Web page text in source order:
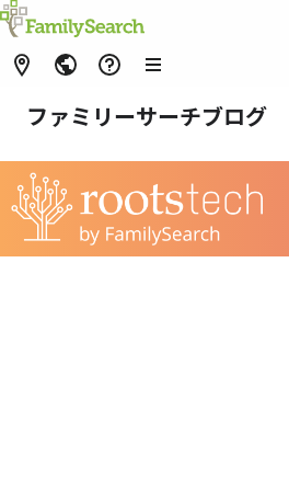
ファミリーサーチブログ